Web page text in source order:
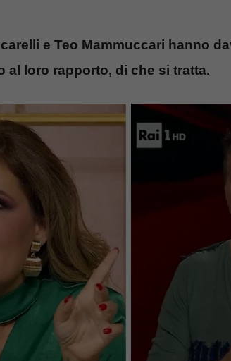
e Teo Mammuccari hanno
al loro rapporto, di che si tratta.